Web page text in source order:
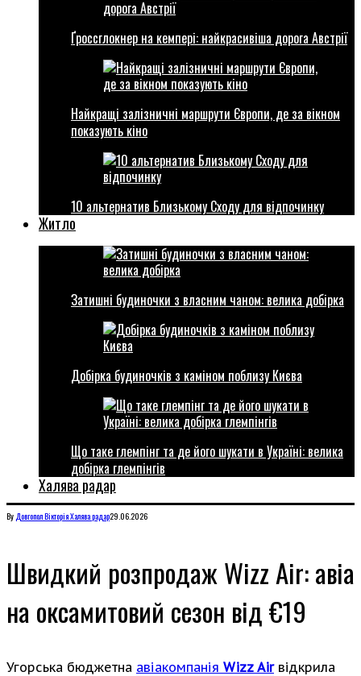
Ґроссглокнер на кемпері: найкрасивіша дорога Австрії
Найкращі залізничні маршрути Європи, де за вікном
показують кіно
10 альтернатив Близькому Сходу для відпочинку
Житло
Затишні будиночки з власним чаном: велика добірка
Добірка будиночків з каміном поблизу Києва
Що таке глемпінг та де його шукати в Україні: велика
добірка глемпінгів
Халява радар
ByДовгопол ВікторіяХалява радар29.06.2026
Швидкий розпродаж Wizz Air: авіа
на оксамитовий сезон від €19
Угорська бюджетна авіакомпанія Wizz Airвідкрила